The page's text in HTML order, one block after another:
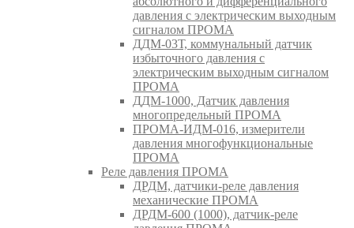
давления с электрическим выходным
сигналом ПРОМА
ДДМ-03Т, коммунальный датчик
избыточного давления с
электрическим выходным сигналом
ПРОМА
ДДМ-1000, Датчик давления
многопредельный ПРОМА
ПРОМА-ИДМ-016, измерители
давления многофункциональные
ПРОМА
Реле давления ПРОМА
ДРДМ, датчики-реле давления
механические ПРОМА
ДРДМ-600 (1000), датчик-реле